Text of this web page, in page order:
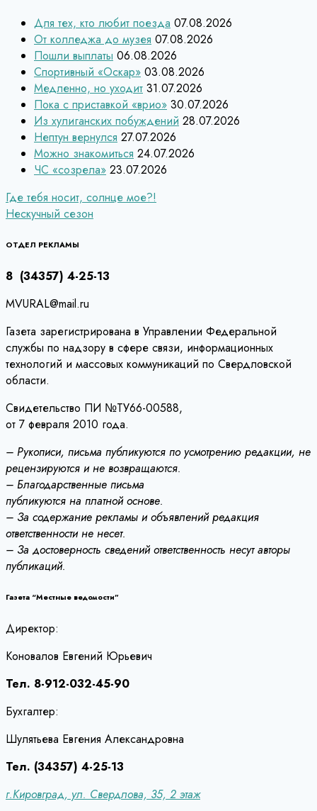
Для тех, кто любит поезда 07.08.2026
От колледжа до музея 07.08.2026
Пошли выплаты 06.08.2026
Спортивный «Оскар» 03.08.2026
Медленно, но уходит 31.07.2026
Пока с приставкой «врио» 30.07.2026
Из хулиганских побуждений 28.07.2026
Нептун вернулся 27.07.2026
Можно знакомиться 24.07.2026
ЧС «созрела» 23.07.2026
Навигация
по
записям
Где тебя носит, солнце мое?!
Нескучный сезон
ОТДЕЛ РЕКЛАМЫ
8 (34357) 4-25-13
MVURAL@mail.ru
Газета зарегистрирована в Управлении Федеральной
службы по надзору в сфере связи, информационных
технологий и массовых коммуникаций по Свердловской
области.
Свидетельство ПИ №ТУ66-00588,
от 7 февраля 2010 года.
– Рукописи, письма публикуются по усмотрению редакции, не
рецензируются и не возвращаются.
– Благодарственные письма
публикуются на платной основе.
– За содержание рекламы и объявлений редакция
ответственности не несет.
– За достоверность сведений ответственность несут авторы
публикаций.
Газета “Местные ведомости”
Директор:
Коновалов Евгений Юрьевич
Тел. 8-912-032-45-90
Бухгалтер:
Шулятьева Евгения Александровна
Тел. (34357) 4-25-13
г.Кировград, ул. Свердлова, 35, 2 этаж